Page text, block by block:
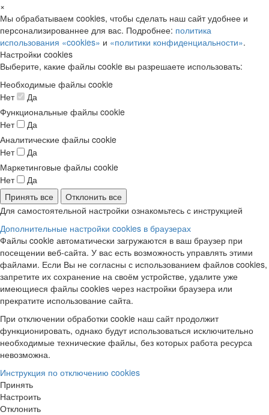
×
Мы обрабатываем cookies, чтобы сделать наш сайт удобнее и
персонализированнее для вас. Подробнее: политика
использования «cookies» и «политики конфиденциальности».
Настройки cookies
Выберите, какие файлы cookie вы разрешаете использовать:
Необходимые файлы cookie
Нет
Да
Функциональные файлы cookie
Нет
Да
Аналитические файлы cookie
Нет
Да
Маркетинговые файлы cookie
Нет
Да
Принять все
Отклонить все
Для самостоятельной настройки ознакомьтесь с инструкцией
Дополнительные настройки cookies в браузерах
Файлы cookie автоматически загружаются в ваш браузер при
посещении веб-сайта. У вас есть возможность управлять этими
файлами. Если Вы не согласны с использованием файлов cookies,
запретите их сохранение на своём устройстве, удалите уже
имеющиеся файлы cookies через настройки браузера или
прекратите использование сайта.
При отключении обработки cookie наш сайт продолжит
функционировать, однако будут использоваться исключительно
необходимые технические файлы, без которых работа ресурса
невозможна.
Инструкция по отключению cookies
Принять
Настроить
Отклонить